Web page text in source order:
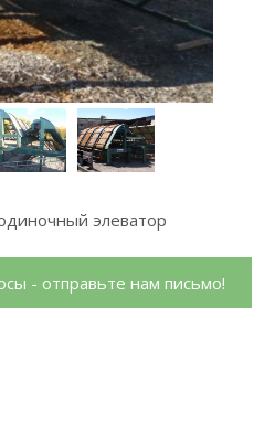
элеватор
- отправьте нам письмо!